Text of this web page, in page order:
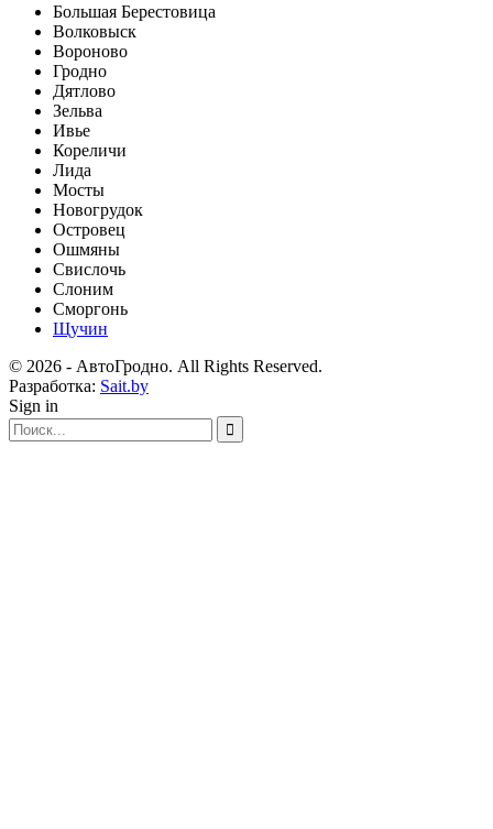
Большая Берестовица
Волковыск
Вороново
Гродно
Дятлово
Зельва
Ивье
Кореличи
Лида
Мосты
Новогрудок
Островец
Ошмяны
Свислочь
Слоним
Сморгонь
Щучин
© 2026 - АвтоГродно. All Rights Reserved.
Разработка: Sait.by
Sign in